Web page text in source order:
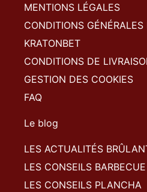
MENTIONS LÉGALES
CONDITIONS
KRATONBET
CONDITIONS DE
GESTION DES COOKIES
FAQ
Le blog
LES ACTUALITÉS
LES CONSEILS BARBECUE
LES CONSEILS PLANCHA